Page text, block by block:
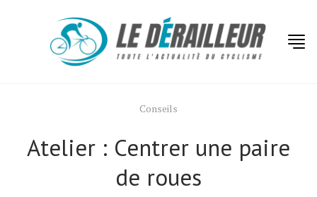
Conseils
Atelier : Centrer une paire
de roues